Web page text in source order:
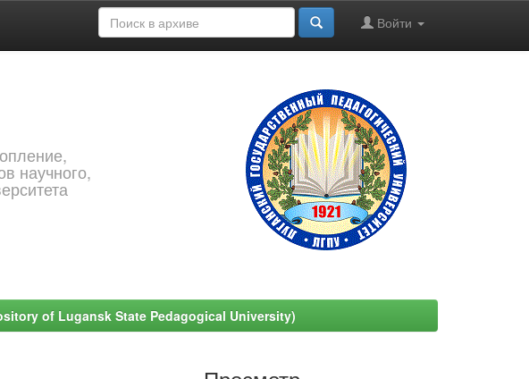
Войти
научного,
of Lugansk State Pedagogical University)